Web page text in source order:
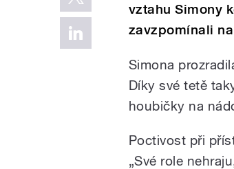
vztahu Simony
zavzpomínali
Simona
Díky své tetě
houbičky na
Poctivost při
„Své role